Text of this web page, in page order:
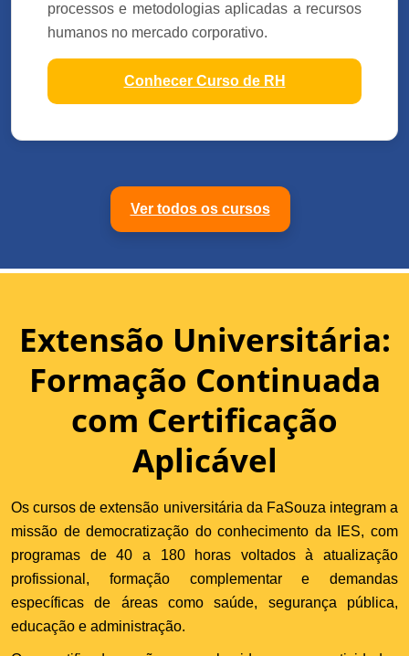
processos e metodologias aplicadas a recursos
humanos no mercado corporativo.
Conhecer Curso de RH
Ver todos os cursos
Extensão Universitária:
Formação Continuada
com Certificação
Aplicável
Os cursos de extensão universitária da FaSouza integram a
missão de democratização do conhecimento da IES, com
programas de 40 a 180 horas voltados à atualização
profissional, formação complementar e demandas
específicas de áreas como saúde, segurança pública,
educação e administração.